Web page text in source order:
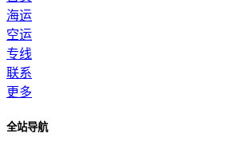
海运
空运
专线
联系
更多
全站导航